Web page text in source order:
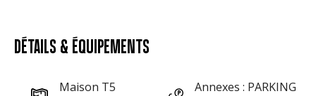
DÉTAILS & ÉQUIPEMENTS
Maison T5
Annexes : PARKING